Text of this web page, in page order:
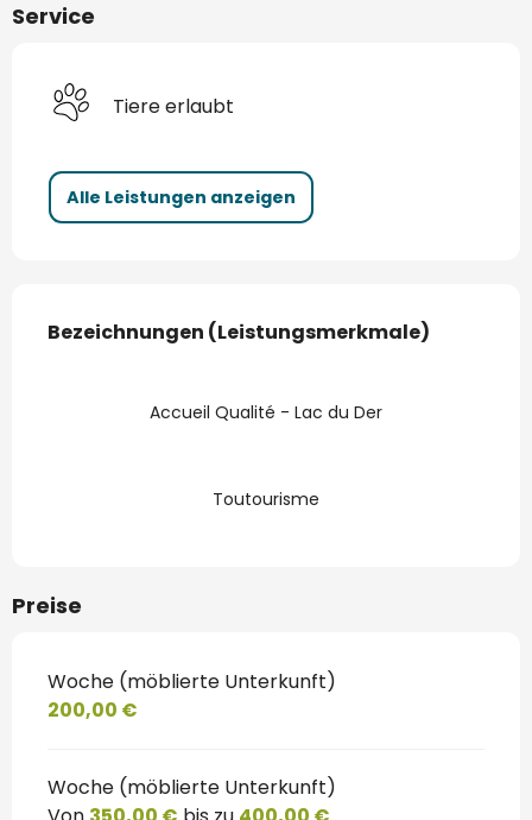
Service
Tiere erlaubt
Alle Leistungen anzeigen
Bezeichnungen (Leistungsmerkmale)
Bezeichnungen (Leistungsmerkmale)
Accueil Qualité - Lac du Der
Toutourisme
Preise
Woche (möblierte Unterkunft)
200,00 €
Woche (möblierte Unterkunft)